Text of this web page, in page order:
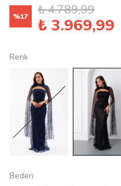
%17 ₺ 4.789,99
₺ 3.969,99
Renk
Beden